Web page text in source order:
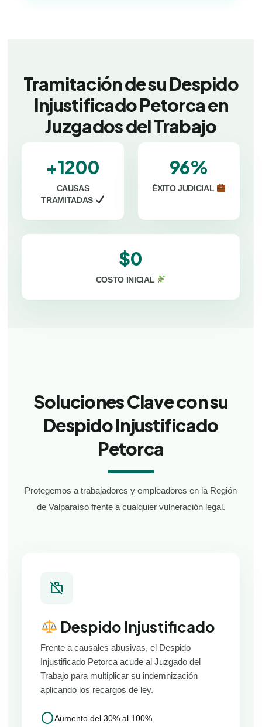
Tramitación de su Despido
Injustificado Petorca en
Juzgados del Trabajo
+1200
CAUSAS
TRAMITADAS
96%
ÉXITO JUDICIAL
$0
COSTO INICIAL
Soluciones Clave con su
Despido Injustificado
Petorca
Protegemos a trabajadores y empleadores en la Región
de Valparaíso frente a cualquier vulneración legal.
work_off
Despido Injustificado
Frente a causales abusivas, el Despido
Injustificado Petorca acude al Juzgado del
Trabajo para multiplicar su indemnización
aplicando los recargos de ley.
circleAumento del 30% al 100%